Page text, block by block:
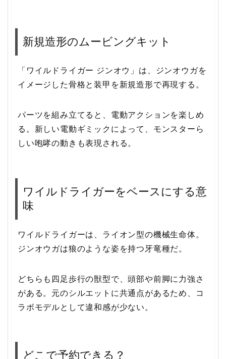
新規造形のムービングキット
「ワイルドライガー ジンオウ」は、ジンオウガを
イメージした骨格と装甲を新規造形で再現する。
パーツを組み立てると、電動アクションを楽しめ
る。新しい電動ギミックによって、モンスターら
しい咆哮の動きも表現される。
ワイルドライガーをベースにする意
味
ワイルドライガーは、ライオン型の機械生命体。
ジンオウガは狼のような姿を持つ牙竜種だ。
どちらも四足歩行の獣型で、頭部や前脚に力強さ
がある。元のシルエットに共通点があるため、コ
ラボモデルとして違和感が少ない。
どこで予約できる？